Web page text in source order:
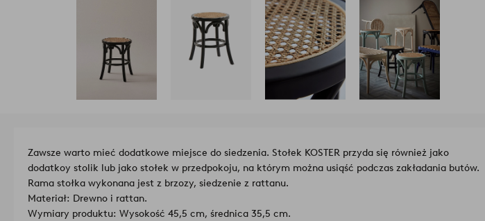
Zawsze warto mieć dodatkowe miejsce do siedzenia. Stołek KOSTER przyda się również jako
dodatkoy stolik lub jako stołek w przedpokoju, na którym można usiąść podczas zakładania butów.
Rama stołka wykonana jest z brzozy, siedzenie z rattanu.
Materiał: Drewno i rattan.
Wymiary produktu: Wysokość 45,5 cm, średnica 35,5 cm.